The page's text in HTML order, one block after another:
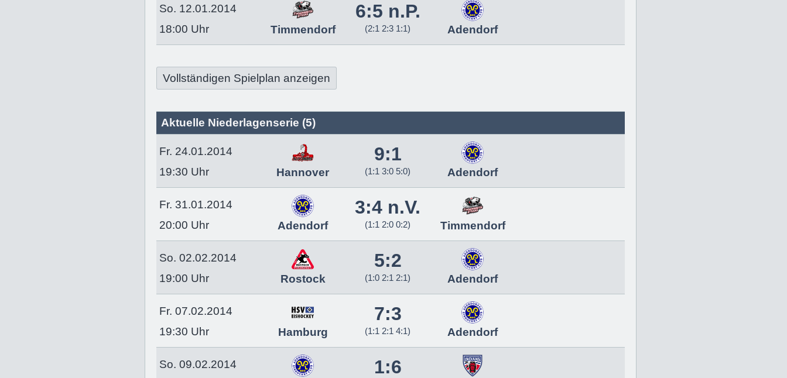
So. 12.01.2014
18:00 Uhr
Timmendorf
6:5 n.P.
(2:1 2:3 1:1) Adendorf
Vollständigen Spielplan anzeigen
Aktuelle Niederlagenserie (5)
Fr. 24.01.2014
19:30 Uhr
Hannover
9:1
(1:1 3:0 5:0) Adendorf
Fr. 31.01.2014
20:00 Uhr
Adendorf
3:4 n.V.
(1:1 2:0 0:2) Timmendorf
So. 02.02.2014
19:00 Uhr
Rostock
5:2
(1:0 2:1 2:1) Adendorf
Fr. 07.02.2014
19:30 Uhr
Hamburg
7:3
(1:1 2:1 4:1) Adendorf
So. 09.02.2014
1:6